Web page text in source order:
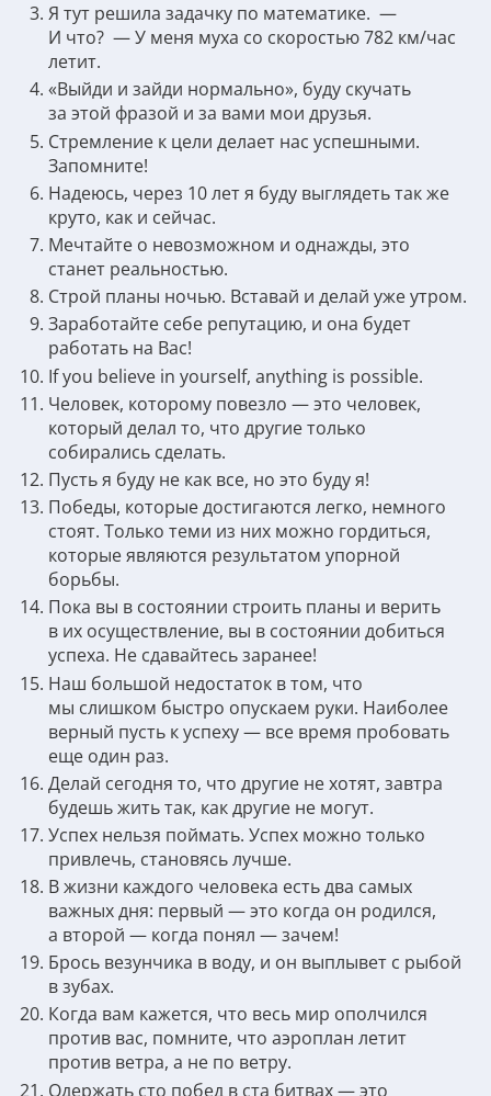
Я тут решила задачку по математике. —
И что? — У меня муха со скоростью 782 км/час
летит.
«Выйди и зайди нормально», буду скучать
за этой фразой и за вами мои друзья.
Стремление к цели делает нас успешными.
Запомните!
Надеюсь, через 10 лет я буду выглядеть так же
круто, как и сейчас.
Мечтайте о невозможном и однажды, это
станет реальностью.
Строй планы ночью. Вставай и делай уже утром.
Заработайте себе репутацию, и она будет
работать на Вас!
If you believe in yourself, anything is possible.
Человек, которому повезло — это человек,
который делал то, что другие только
собирались сделать.
Пусть я буду не как все, но это буду я!
Победы, которые достигаются легко, немного
стоят. Только теми из них можно гордиться,
которые являются результатом упорной
борьбы.
Пока вы в состоянии строить планы и верить
в их осуществление, вы в состоянии добиться
успеха. Не сдавайтесь заранее!
Наш большой недостаток в том, что
мы слишком быстро опускаем руки. Наиболее
верный пусть к успеху — все время пробовать
еще один раз.
Делай сегодня то, что другие не хотят, завтра
будешь жить так, как другие не могут.
Успех нельзя поймать. Успех можно только
привлечь, становясь лучше.
В жизни каждого человека есть два самых
важных дня: первый — это когда он родился,
а второй — когда понял — зачем!
Брось везунчика в воду, и он выплывет с рыбой
в зубах.
Когда вам кажется, что весь мир ополчился
против вас, помните, что аэроплан летит
против ветра, а не по ветру.
Одержать сто побед в ста битвах — это